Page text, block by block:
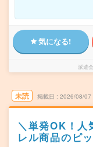
気になる!
派遣
未読 掲載日 2026/08/07
＼単発OK！人
レル商品のピ